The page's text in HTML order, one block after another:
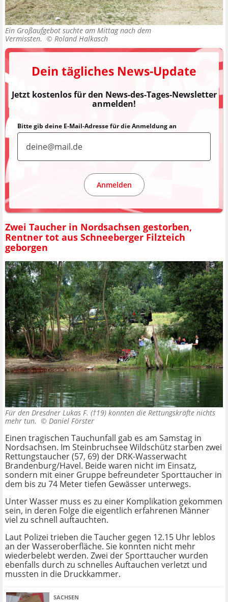
Ein Großaufgebot suchte am Mittag nach dem
Vermissten. © Roland Halkasch
Dein tägliches News-Update
Jetzt kostenlos für den News-des-Tages-Newsletter
anmelden!
Bitte gib deine E-Mail-Adresse für die Anmeldung an
Anmelden
Zwei Taucher in Nordsachsen gestorben,
Rentner tot aus Schneeberger Filzteich
geborgen
Für den Dresdner Lukas F. (†19) konnten die Rettungskräfte nichts
mehr tun. © Daniel Förster
Einen tragischen Tauchunfall gab es am Samstag in
Nordsachsen. Im Steinbruchsee Wildschütz starben zwei
Rettungstaucher (57, 69) der DRK-Wasserwacht
Brandenburg/Havel. Beide waren nicht im Einsatz,
sondern mit einer Gruppe befreundeter Sporttaucher in
dem bis zu 74 Meter tiefen Gewässer unterwegs.
Unter Wasser muss es zu einer Komplikation gekommen
sein, in deren Folge die eigentlich erfahrenen Männer
viel zu schnell auftauchten.
Laut Polizei trieben die Taucher gegen 12.15 Uhr leblos
an der Wasseroberfläche. Sie konnten nicht mehr
wiederbelebt werden. Zwei der Sporttaucher wurden
ebenfalls durch zu schnelles Auftauchen verletzt und
mussten in die Druckkammer.
SACHSEN